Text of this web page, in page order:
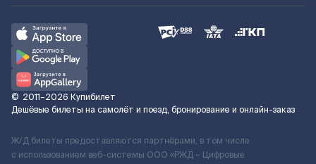
© 2011–2026 Купибилет
Дешёвые билеты на самолёт и поезд, бронирование и онлайн-заказ
Ж/Д билеты предоставляются партнёрами, в том числе
с использованием веб-системы ООО «РЖД – Цифровые